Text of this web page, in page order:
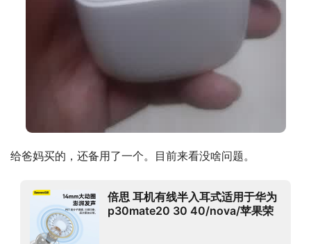
给爸妈买的，还备用了一个。目前来看没啥问题。
倍思 耳机有线半入耳式适用于华为
p30mate20 30 40/nova/苹果荣